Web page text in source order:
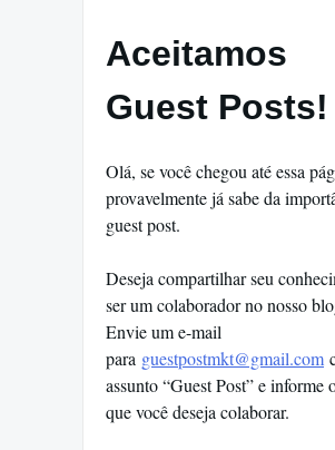
Aceitamos
Guest Posts!
Olá, se você chegou até essa
provavelmente já sabe da
guest post.
Deseja compartilhar seu
ser um colaborador no nosso
Envie um e-mail
para guestpostmkt@gmail.com
assunto “Guest Post” e informe
que você deseja colaborar.